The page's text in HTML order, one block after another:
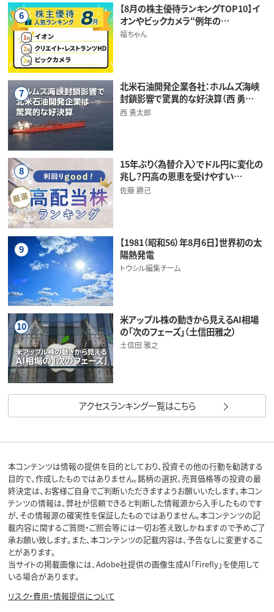
6
【8月の株主優待ランキングTOP10】イ
オンやビックカメラ“例年の…
福ちゃん
7
北米石油開発企業各社：ホルムズ海峡
封鎖影響で驚異的な好決算（西 勇…
西 勇太郎
8
15年ぶり〈為替介入〉でドル円に変化の
兆し？円高の恩恵を受けやすい…
佐藤 勝己
9
【1981（昭和56）年8月6日】世界初の太
陽熱発電
トウシル編集チーム
10
米アップル株の動きから見えるAI相場
の「次のフェーズ」（土信田雅之）
土信田 雅之
アクセスランキング一覧はこちら
本コンテンツは情報の提供を目的としており、投資その他の行動を勧誘する
目的で、作成したものではありません。銘柄の選択、売買価格等の投資の最
終決定は、お客様ご自身でご判断いただきますようお願いいたします。本コン
テンツの情報は、弊社が信頼できると判断した情報源から入手したものです
が、その情報源の確実性を保証したものではありません。本コンテンツの記
載内容に関するご質問・ご照会等には一切お答え致しかねますので予めご了
承お願い致します。また、本コンテンツの記載内容は、予告なしに変更するこ
とがあります。
当サイトの掲載画像には、Adobe社提供の画像生成AI「Firefly」を使用して
いる場合があります。
リスク・費用・情報提供について